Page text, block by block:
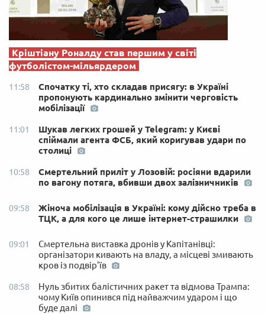
Кріштіану Роналду став першим у світі
футболістом-мільярдером
11:58
Спочатку ті, хто складав присягу: в Україні
пропонують кардинально змінити черговість
мобілізації
11:01
Шукав легких грошей у Telegram: у Києві
спіймали агента ФСБ, який коригував удари по
столиці
10:58
Смертельний приліт у Лозовій: росіяни вдарили
по вагону потяга, вбивши двох залізничників
09:58
Жіноча мобілізація в Україні: кому дійсно треба в
ТЦК, а для кого це лише інтернет-страшилки
09:01
Смертельна виставка дронів у Капітанівці:
організатори кивають на владу, а місцеві змивають
кров із подвір'їв
08:58
Нуль збитих балістичних ракет та відмова Трампа:
чому Київ опинився під найважчим ударом і що
буде далі